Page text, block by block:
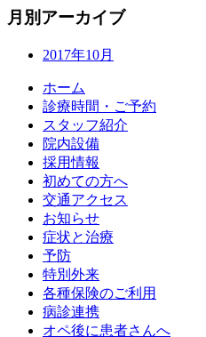
月別アーカイブ
2017年10月
ホーム
診療時間・ご予約
スタッフ紹介
院内設備
採用情報
初めての方へ
交通アクセス
お知らせ
症状と治療
予防
特別外来
各種保険のご利用
病診連携
オペ後に患者さんへ